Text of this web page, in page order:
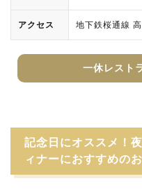
アクセス 地下鉄桜通線
一休レスト
記念日にオススメ！
ィナーにおすすめの